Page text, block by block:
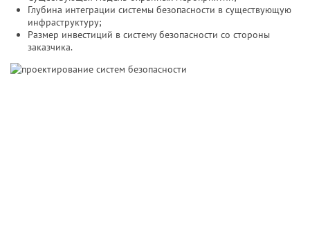
Глубина интеграции системы безопасности в существующую
инфраструктуру;
Размер инвестиций в систему безопасности со стороны
заказчика.